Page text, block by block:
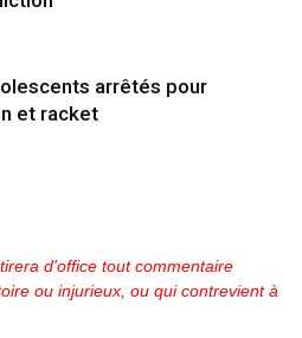
arrêtés pour
et racket
d'office tout commentaire
ou injurieux, ou qui contrevient à